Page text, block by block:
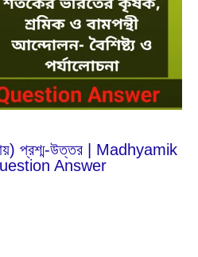
প্রশ্ম-উত্তর | Madhyamik
Answer